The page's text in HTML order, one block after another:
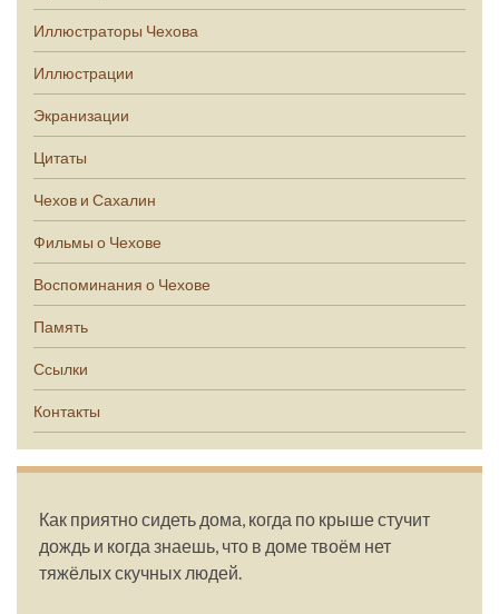
Иллюстраторы Чехова
Иллюстрации
Экранизации
Цитаты
Чехов и Сахалин
Фильмы о Чехове
Воспоминания о Чехове
Память
Ссылки
Контакты
Как приятно сидеть дома, когда по крыше стучит
дождь и когда знаешь, что в доме твоём нет
тяжёлых скучных людей.